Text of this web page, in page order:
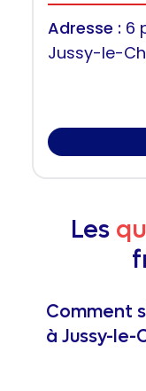
Adresse : 6
Jussy-le-
Les
Comment
à Jussy-le-